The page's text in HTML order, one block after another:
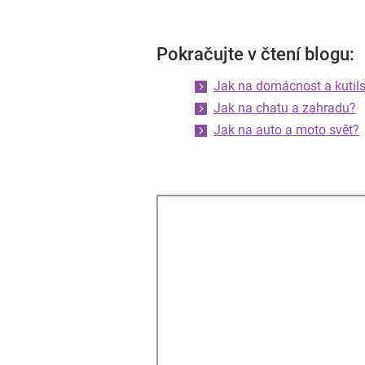
Pokračujte v čtení blogu:
Jak na domácnost a
Jak na chatu a zahradu?
Jak na auto a moto svět?